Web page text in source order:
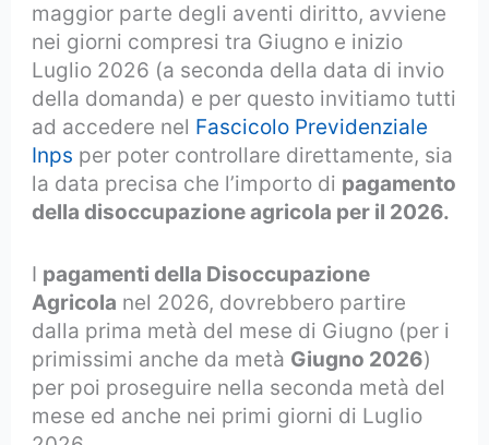
maggior parte degli aventi diritto, avviene
nei giorni compresi tra Giugno e inizio
Luglio 2026 (a seconda della data di invio
della domanda) e per questo invitiamo tutti
ad accedere nel Fascicolo Previdenziale
Inps per poter controllare direttamente, sia
la data precisa che l’importo di pagamento
della disoccupazione agricola per il 2026.
I pagamenti della Disoccupazione
Agricola nel 2026, dovrebbero partire
dalla prima metà del mese di Giugno (per i
primissimi anche da metà Giugno 2026)
per poi proseguire nella seconda metà del
mese ed anche nei primi giorni di Luglio